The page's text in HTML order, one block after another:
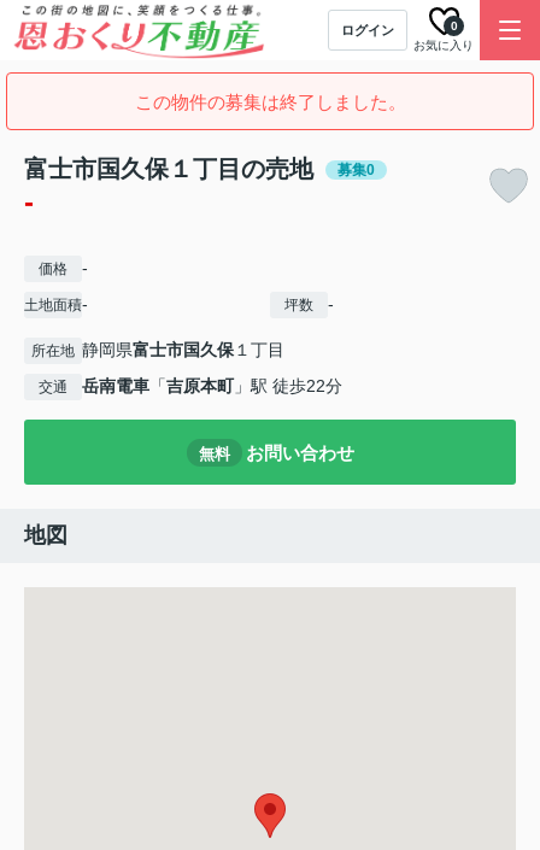
ログイン
お気に入り
0
この物件の募集は終了しました。
富士市国久保１丁目の売地 募集0
-
価格 -
土地面積- 坪数 -
所在地 静岡県富士市国久保 １丁目
交通 岳南電車 「吉原本町」駅 徒歩22分
無料 お問い合わせ
地図